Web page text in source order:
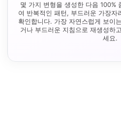
몇 가지 변형을 생성한 다음 100%
여 반복적인 패턴, 부드러운 가장자
확인합니다. 가장 자연스럽게 보이
거나 부드러운 지침으로 재생성하
세요.